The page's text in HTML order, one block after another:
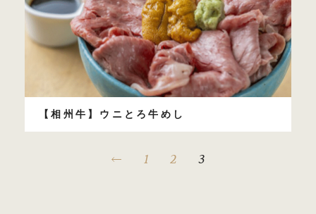
【相州牛】ウニとろ牛めし
1 2 3